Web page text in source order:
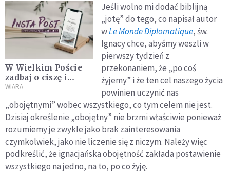
W Wielkim Poście
zadbaj o ciszę i
znajdź w niej siebie.
Postu!
WIARA
Jeśli wolno mi dodać biblijną
„jotę” do tego, co napisał autor
wLe Monde Diplomatique, św.
Ignacy chce, abyśmy weszli w
pierwszy tydzień z
przekonaniem, że „po coś
żyjemy” i że ten cel naszego życia
powinien uczynić nas
„obojętnymi” wobec wszystkiego, co tym celem nie jest.
Dzisiaj określenie „obojętny” nie brzmi właściwie ponieważ
rozumiemy je zwykle jako brak zainteresowania
czymkolwiek, jako nie liczenie się z niczym. Należy więc
podkreślić, że ignacjańska obojętność zakłada postawienie
wszystkiego na jedno, na to, po co żyję.